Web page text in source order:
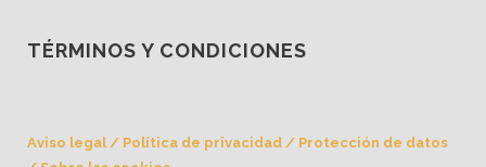
TÉRMINOS Y CONDICIONES
Aviso legal/ Política de privacidad / Protección de datos